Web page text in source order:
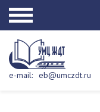
e-mail: eb@umczdt.ru